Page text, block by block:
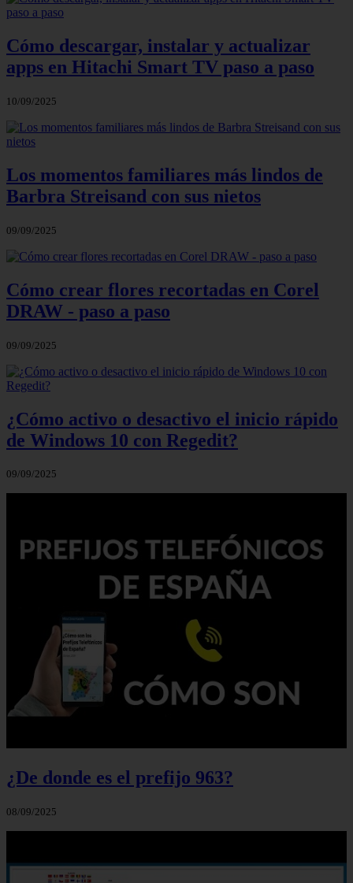
Cómo descargar, instalar y actualizar
apps en Hitachi Smart TV paso a paso
10/09/2025
Los momentos familiares más lindos de
Barbra Streisand con sus nietos
09/09/2025
Cómo crear flores recortadas en Corel
DRAW - paso a paso
09/09/2025
¿Cómo activo o desactivo el inicio rápido
de Windows 10 con Regedit?
09/09/2025
¿De donde es el prefijo 963?
08/09/2025